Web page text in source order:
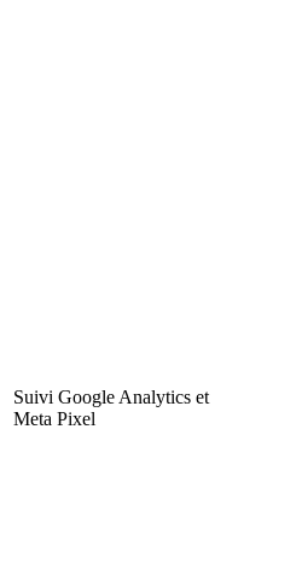
Suivi Google Analytics et
Meta Pixel